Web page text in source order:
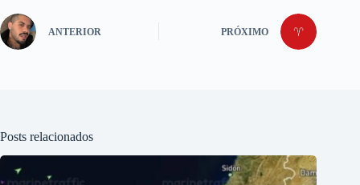
ANTERIOR PRÓXIMO
Posts relacionados